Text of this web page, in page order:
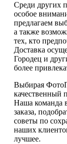
Среди других
особое
предлагаем
а также
тех, кто
Доставка
Городец и
более
Выбирая
качественный
Наша команда
заказа,
советы по
наших
лучшее.